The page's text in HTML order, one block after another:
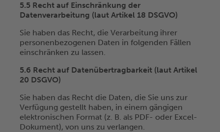
5.5 Recht auf Einschränkung der
Datenverarbeitung (laut Artikel 18 DSGVO)
Sie haben das Recht, die Verarbeitung ihrer
personenbezogenen Daten in folgenden Fällen
einschränken zu lassen.
5.6 Recht auf Datenübertragbarkeit (laut Artikel
20 DSGVO)
Sie haben das Recht die Daten, die Sie uns zur
Verfügung gestellt haben, in einem gängigen
elektronischen Format (z. B. als PDF- oder Excel-
Dokument), von uns zu verlangen.